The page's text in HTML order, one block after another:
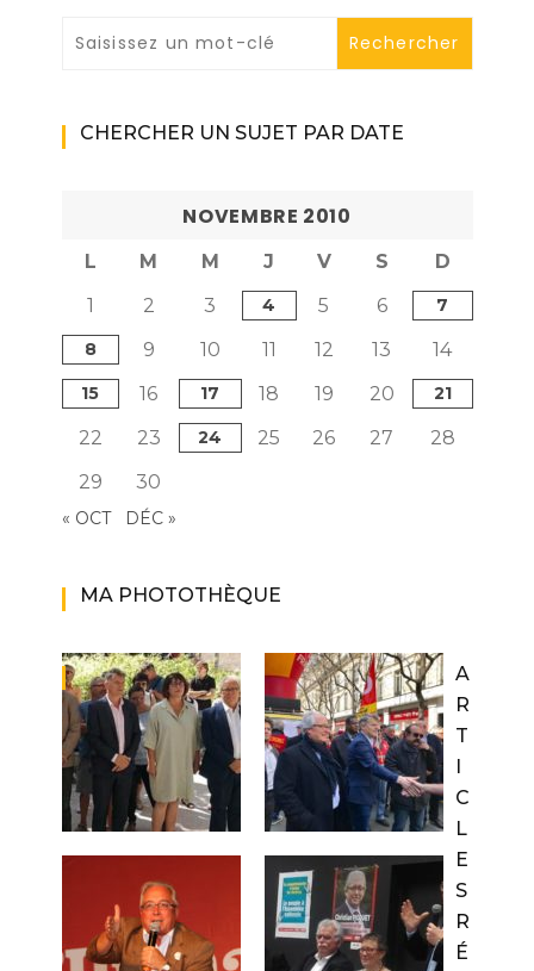
CHERCHER UN SUJET PAR DATE
NOVEMBRE 2010
L M M J V S
D
1
2 3 4 5 6 7
8 9 10 11 12 13 14
15 16 17 18 19 20 21
22 23 24 25 26 27
28
29
30
« OCT DÉC »
MA PHOTOTHÈQUE
A
R
T
I
C
L
E
S
R
É